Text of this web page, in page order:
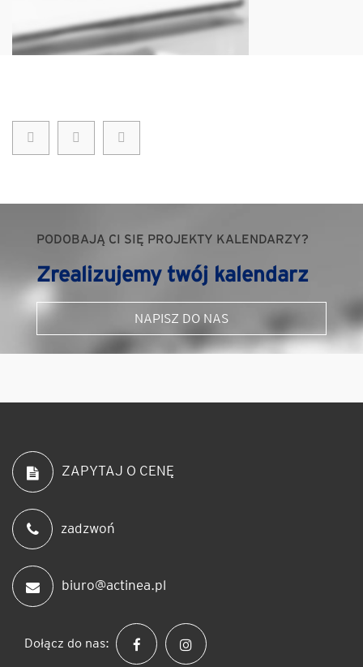
PODOBAJĄ CI SIĘ PROJEKTY KALENDARZY?
Zrealizujemy twój kalendarz
NAPISZ DO NAS
ZAPYTAJ O CENĘ
zadzwoń
biuro@actinea.pl
Dołącz do nas: